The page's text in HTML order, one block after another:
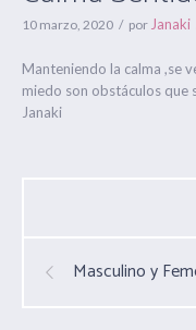
10 marzo, 2020 por Janaki
Manteniendo la calma ,se
miedo son obstáculos que
Janaki
Masculino y